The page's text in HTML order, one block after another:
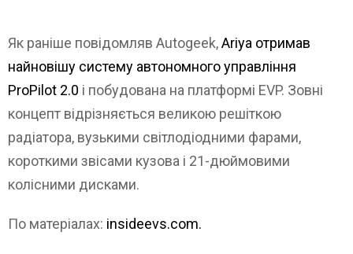
Як раніше повідомляв Autogeek,Ariya отримав
найновішу систему автономного управління
ProPilot 2.0 і побудована на платформі EVP. Зовні
концепт відрізняється великою решіткою
радіатора, вузькими світлодіодними фарами,
короткими звісами кузова і 21-дюймовими
колісними дисками.
По матеріалах: insideevs.com.